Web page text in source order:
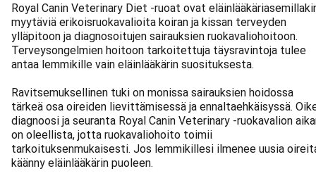
Royal Canin Veterinary Diet -ruoat ovat
myytäviä erikoisruokavalioita koiran ja kissan terveyden
ylläpitoon ja diagnosoitujen sairauksien ruokavaliohoitoon.
Terveysongelmien hoitoon tarkoitettuja täysravintoja tulee
antaa lemmikille vain eläinlääkärin suosituksesta.
Ravitsemuksellinen tuki on monissa sairauksien hoidossa
tärkeä osa oireiden lievittämisessä ja ennaltaehkäisyssä.
diagnoosi ja seuranta Royal Canin Veterinary -ruokavalion
on oleellista, jotta ruokavaliohoito toimii
tarkoituksenmukaisesti. Jos lemmikillesi ilmenee uusia
käänny eläinlääkärin puoleen.